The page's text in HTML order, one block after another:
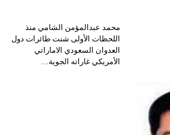
محمد عبدالمؤمن الشامي منذ
اللحظات الأولى شنت طائرات دول
العدوان السعودي الاماراتي
الأمريكي غاراته الجوية…